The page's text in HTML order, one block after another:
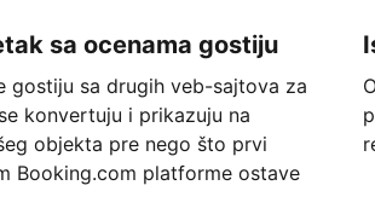
sa ocenama gostiju
gostiju sa drugih veb-sajtova za
konvertuju i prikazuju na
objekta pre nego što prvi
Booking.com platforme ostave